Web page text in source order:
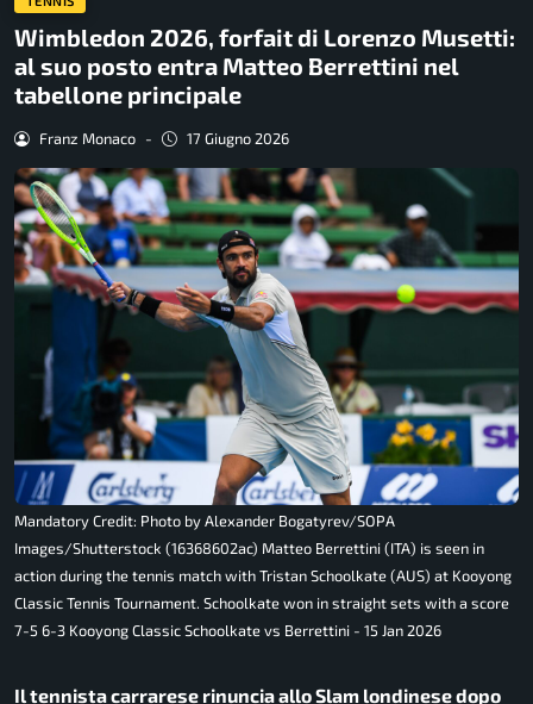
Wimbledon 2026, forfait di Lorenzo Musetti:
al suo posto entra Matteo Berrettini nel
tabellone principale
Franz Monaco - 17 Giugno 2026
Mandatory Credit: Photo by Alexander Bogatyrev/SOPA
Images/Shutterstock (16368602ac) Matteo Berrettini (ITA) is seen in
action during the tennis match with Tristan Schoolkate (AUS) at Kooyong
Classic Tennis Tournament. Schoolkate won in straight sets with a score
7-5 6-3 Kooyong Classic Schoolkate vs Berrettini - 15 Jan 2026
Il tennista carrarese rinuncia allo Slam londinese dopo